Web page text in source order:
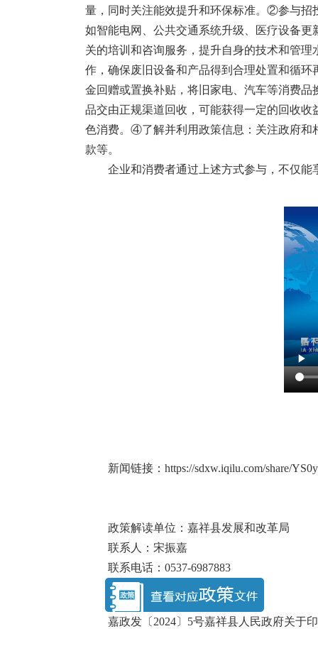
量，同时关注能效提升和环保标准。②参与招
如智能电网、公共交通系统升级、医疗设备
关的培训和咨询服务，提升自身的技术和管
作，确保废旧设备和产品得到合理处置和循
金回赠或置换补贴，将旧家电、汽车等消费
品交由正规渠道回收，可能获得一定的回收
色消费。④了解并利用政策信息：关注政府和
款等。
企业和消费者通过上述方式参与，不仅
新闻链接：https://sdxw.iqilu.com/share/
政策解读单位：嘉祥县发展和改革局
联系人：宋振嘉
联系电话：0537-6987883
嘉政发〔2024〕5号嘉祥县人民政府关于